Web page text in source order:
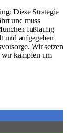
Diese Strategie
und muss
fußläufig
und aufgegeben
Wir setzen
wir kämpfen um